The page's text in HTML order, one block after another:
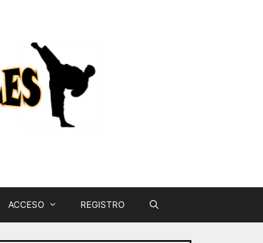
ACCESO REGISTRO